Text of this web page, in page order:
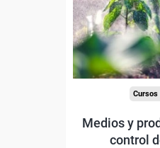
trabajadores y
-Agricultura y
Cursos
Medios y
control